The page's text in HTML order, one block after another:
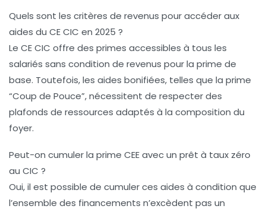
Quels sont les critères de revenus pour accéder aux
aides du CE CIC en 2025 ?
Le CE CIC offre des primes accessibles à tous les
salariés sans condition de revenus pour la prime de
base. Toutefois, les aides bonifiées, telles que la prime
“Coup de Pouce”, nécessitent de respecter des
plafonds de ressources adaptés à la composition du
foyer.
Peut-on cumuler la prime CEE avec un prêt à taux zéro
au CIC ?
Oui, il est possible de cumuler ces aides à condition que
l’ensemble des financements n’excèdent pas un